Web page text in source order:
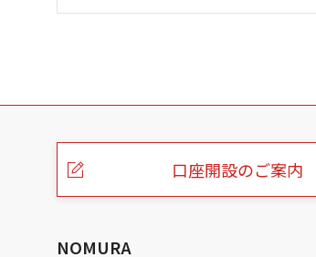
こ
口座開設のご案内
NOMURA